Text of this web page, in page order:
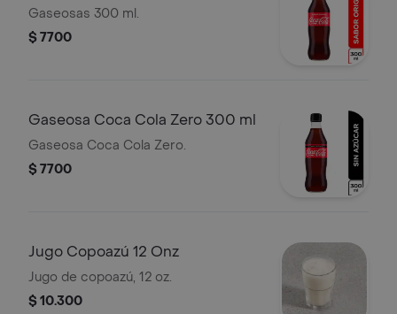
Gaseosas 300 ml.
$ 7700
Gaseosa Coca Cola Zero 300 ml
Gaseosa Coca Cola Zero.
$ 7700
Jugo Copoazú 12 Onz
Jugo de copoazú, 12 oz.
$ 10.300